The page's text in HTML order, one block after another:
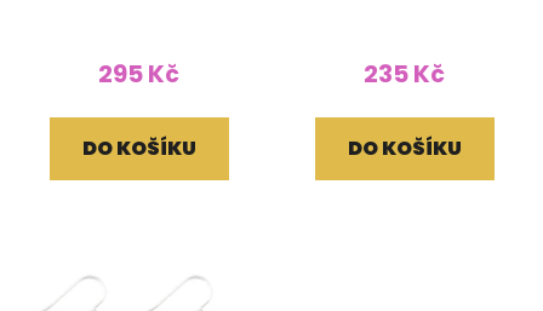
295 Kč
DO KOŠÍKU
235 Kč
DO KOŠÍKU